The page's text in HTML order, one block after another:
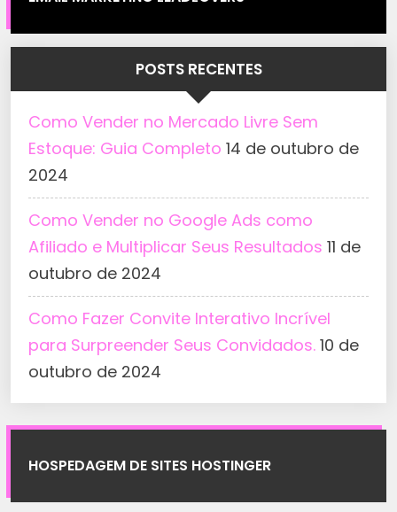
POSTS RECENTES
Como Vender no Mercado Livre Sem
Estoque: Guia Completo 14 de outubro de
2024
Como Vender no Google Ads como
Afiliado e Multiplicar Seus Resultados 11 de
outubro de 2024
Como Fazer Convite Interativo Incrível
para Surpreender Seus Convidados. 10 de
outubro de 2024
HOSPEDAGEM DE SITES HOSTINGER